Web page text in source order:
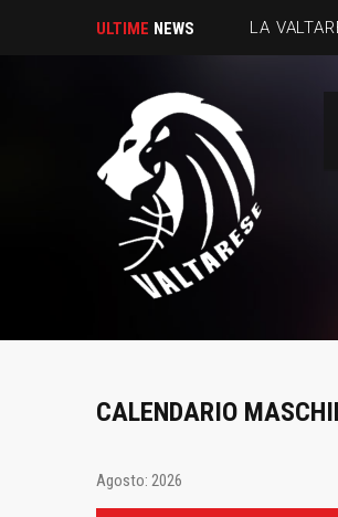
ULTIME NEWS LA
CALENDARIO
Agosto: 2026